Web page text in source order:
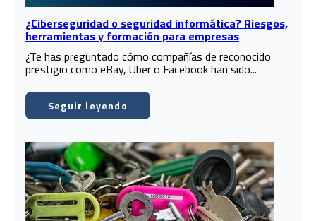
¿Ciberseguridad o seguridad informática? Riesgos,
herramientas y formación para empresas
¿Te has preguntado cómo compañías de reconocido
prestigio como eBay, Uber o Facebook han sido...
Seguir leyendo